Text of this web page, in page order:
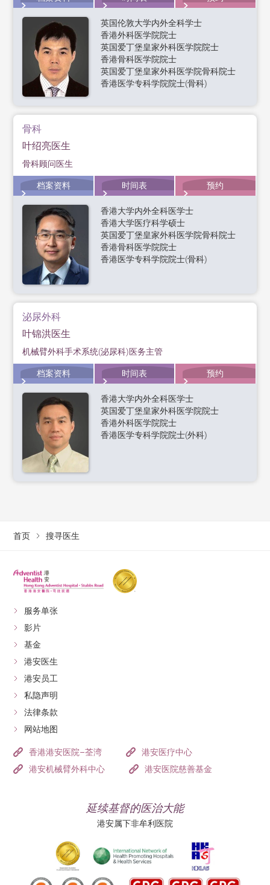
英国伦敦大学内外全科学士
香港外科医学院院士
英国爱丁堡皇家外科医学院院士
香港骨科医学院院士
英国爱丁堡皇家外科医学院骨科院士
香港医学专科学院院士(骨科)
骨科
叶绍亮医生
骨科顾问医生
档案资料 时间表 预约
香港大学内外全科医学士
香港大学医疗科学硕士
英国爱丁堡皇家外科医学院骨科院士
香港骨科医学院院士
香港医学专科学院院士(骨科)
泌尿外科
叶锦洪医生
机械臂外科手术系统(泌尿科)医务主管
档案资料 时间表 预约
香港大学内外全科医学士
英国爱丁堡皇家外科医学院院士
香港外科医学院院士
香港医学专科学院院士(外科)
首页 搜寻医生
服务单张
影片
基金
港安医生
港安员工
私隐声明
法律条款
网站地图
香港港安医院–荃湾
港安医疗中心
港安机械臂外科中心
港安医院慈善基金
延续基督的医治大能
港安属下非牟利医院